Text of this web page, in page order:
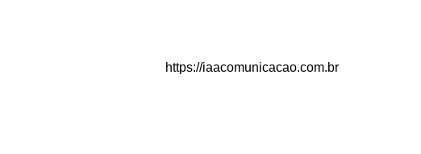
https://iaacomunicacao.com.br